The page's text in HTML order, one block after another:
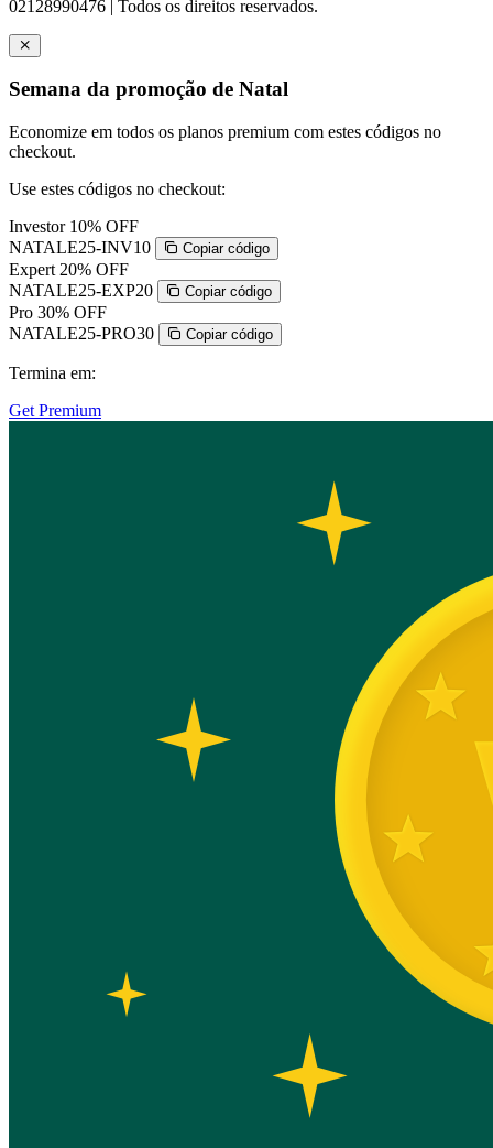
02128990476 | Todos os direitos reservados.
Semana da promoção de Natal
Economize em todos os planos premium com estes códigos no
checkout.
Use estes códigos no checkout:
Investor 10% OFF
NATALE25-INV10
Copiar código
Expert 20% OFF
NATALE25-EXP20
Copiar código
Pro 30% OFF
NATALE25-PRO30
Copiar código
Termina em:
Get Premium